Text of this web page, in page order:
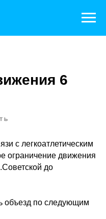
6
с легкоатлетическим
ограничение движения
до
объезд по следующим